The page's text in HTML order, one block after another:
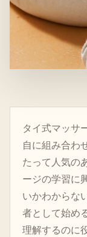
タイ式マッサ
自に組み合わ
たって人気の
ージの学習に
いかわからな
者として始め
理解するのに